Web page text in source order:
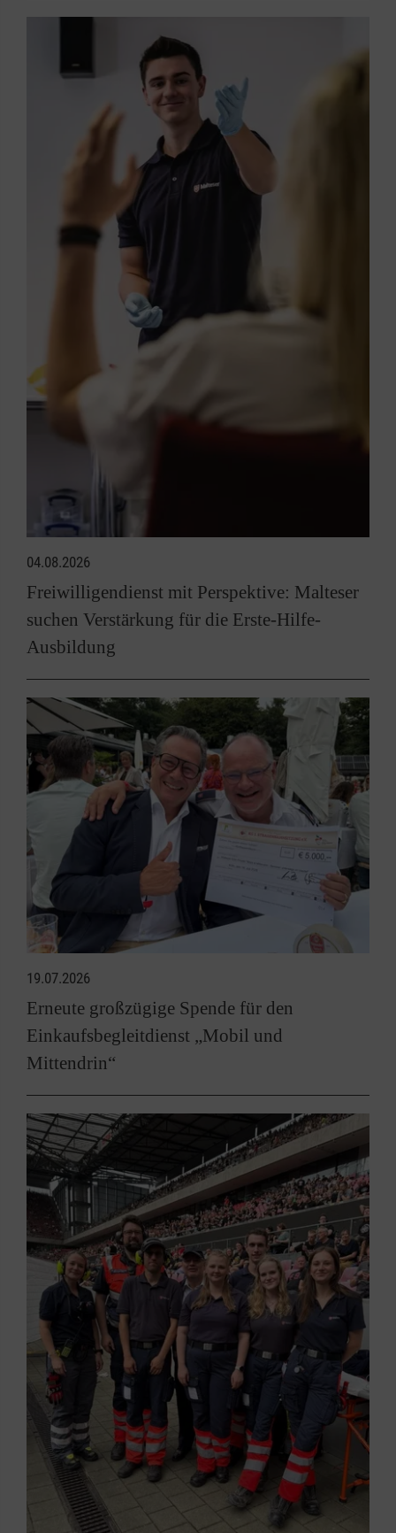
04.08.2026
Freiwilligendienst mit Perspektive: Malteser
suchen Verstärkung für die Erste-Hilfe-
Ausbildung
19.07.2026
Erneute großzügige Spende für den
Einkaufsbegleitdienst „Mobil und
Mittendrin“